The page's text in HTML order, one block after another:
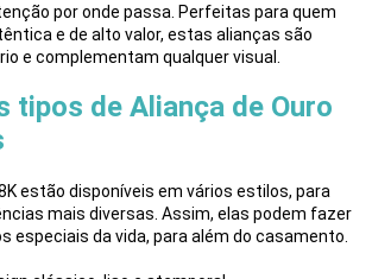
por onde passa. Perfeitas para quem
e de alto valor, estas alianças são
e complementam qualquer visual.
tipos de Aliança de Ouro
estão disponíveis em vários estilos, para
mais diversas. Assim, elas podem fazer
especiais da vida, para além do casamento.